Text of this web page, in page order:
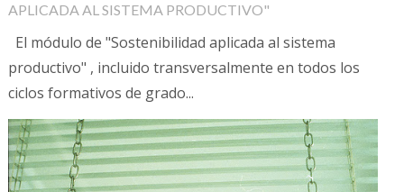
APLICADA AL SISTEMA PRODUCTIVO"
El módulo de "Sostenibilidad aplicada al sistema
productivo" , incluido transversalmente en todos los
ciclos formativos de grado...